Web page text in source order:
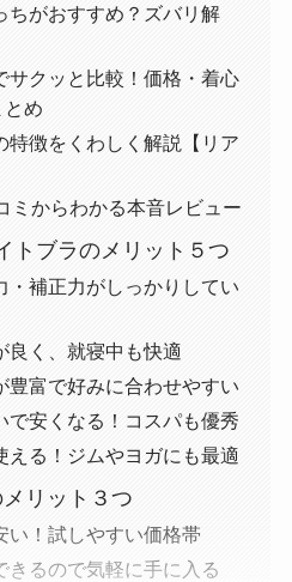
がおすすめ？ズバリ解
クッと比較！価格・着心
め
徴をくわしく解説【リア
からわかる本音レビュー
トブラのメリット５つ
補正力がしっかりしてい
く、就寝中も快適
富で好みに合わせやすい
安くなる！コスパも優秀
る！ジムやヨガにも最適
リット３つ
！試しやすい価格帯
るので気軽に手に入る